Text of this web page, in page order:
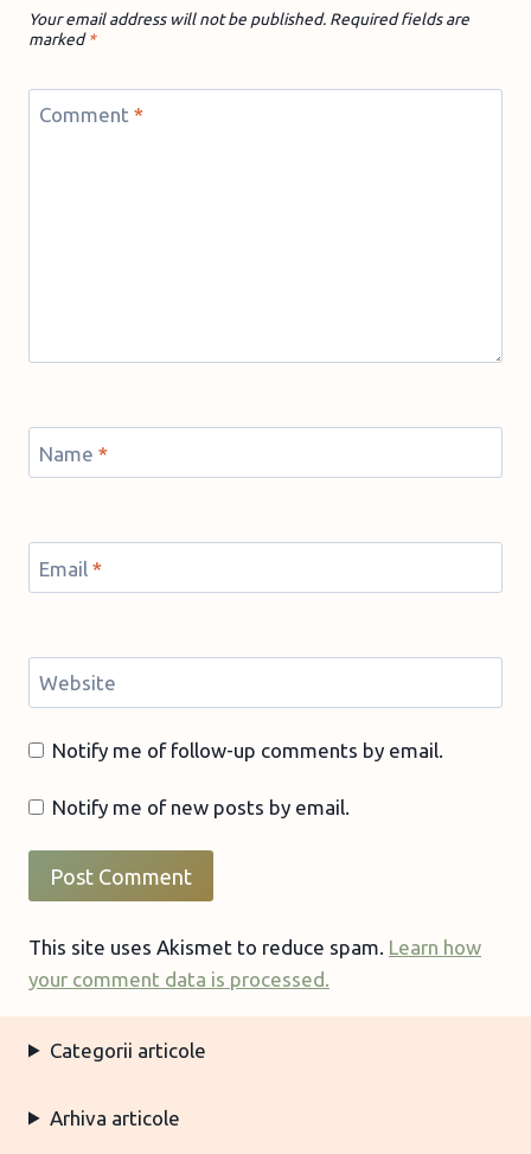
Your email address will not be published. Required fields are
marked*
Comment *
Name *
Email *
Website
Notify me of follow-up comments by email.
Notify me of new posts by email.
This site uses Akismet to reduce spam. Learn how
your comment data is processed.
Categorii articole
Arhiva articole